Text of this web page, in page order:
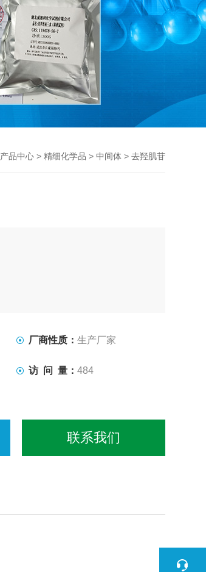
产品中心> 精细化学品 > 中间体> 去羟肌苷
厂商性质： 生产厂家
访 问 量： 484
联系我们